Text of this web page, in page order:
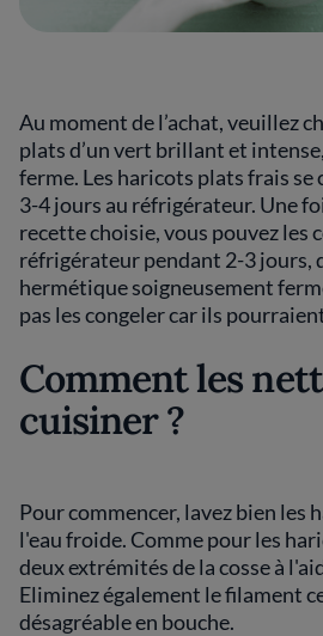
Au moment de l’achat, veuillez
plats d’un vert brillant et
ferme. Les haricots plats frais
3-4 jours au réfrigérateur. Une
recette choisie, vous pouvez les
réfrigérateur pendant 2-3 jours,
hermétique soigneusement
pas les congeler car ils
Comment les
cuisiner ?
Pour commencer, lavez bien les
l'eau froide. Comme pour les
deux extrémités de la cosse à
Eliminez également le filament
désagréable en bouche.